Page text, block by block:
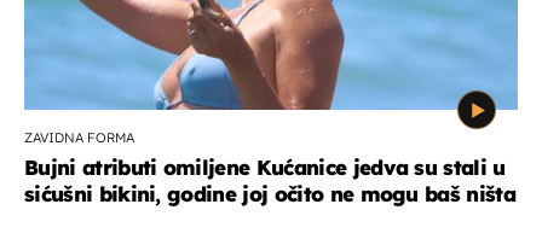
ZAVIDNA FORMA
Bujni atributi omiljene Kućanice jedva su stali u
sićušni bikini, godine joj očito ne mogu baš ništa